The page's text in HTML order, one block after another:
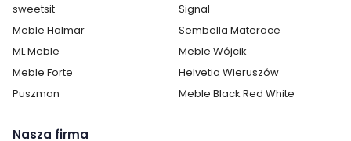
Cechy charakterystyczne
Szerokość: 136 cm
sweetsit
Signal
Meble Halmar
Sembella Materace
ML Meble
Meble Wójcik
Meble Forte
Helvetia Wieruszów
Puszman
Meble Black Red White
Nasza firma